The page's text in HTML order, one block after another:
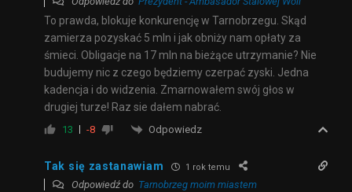
To prawda, blokuje konkurencję w Tarnobrzegu. Skąd
zamierza pozyskać 5 mln i jak obniży nam opłaty za
śmieci. Obligacje na 17 mln na bieżące utrzymanie? Nie
budujemy nic z czego będziemy czerpać zyski. Jedna
kadencja i do widzenia. Zmarnowałem swój głos w
drugiej turze! Raz sie dałem nabrać.
13 -8 Odpowiedz
Tak się zastanawiam 1 rok temu
Odpowiedź do Tarnobrzeg moim miastem